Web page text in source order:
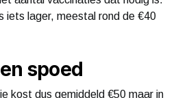
iets lager, meestal rond de €40
spoed
kost dus gemiddeld €50 maar in